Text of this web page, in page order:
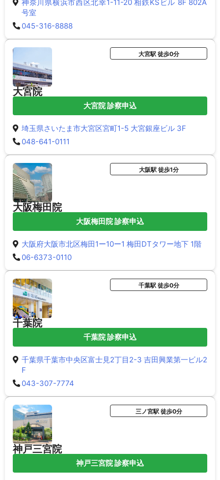
神奈川県横浜市西区北幸1-11-20 相鉄KSビル 8F 802A
号室
045-316-8888
大宮院
大宮駅 徒歩0分
大宮院 診察申込
埼玉県さいたま市大宮区宮町1-5 大宮銀座ビル 3F
048-641-0111
大阪梅田院
大阪駅 徒歩1分
大阪梅田院 診察申込
大阪府大阪市北区梅田1ー10ー1 梅田DTタワー地下 1階
06-6373-0110
千葉院
千葉駅 徒歩0分
千葉院 診察申込
千葉県千葉市中央区富士見2丁目2-3 吉田興業第一ビル2
F
043-307-7774
神戸三宮院
三ノ宮駅 徒歩0分
神戸三宮院 診察申込